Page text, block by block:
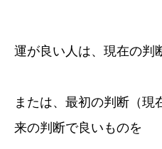
運が良い人は、現在の判
または、最初の判断（現
来の判断で良いものを